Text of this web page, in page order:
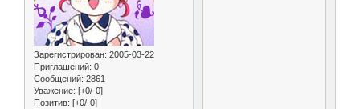
Зарегистрирован: 2005-03-22
Приглашений: 0
Сообщений: 2861
Уважение: [+0/-0]
Позитив: [+0/-0]